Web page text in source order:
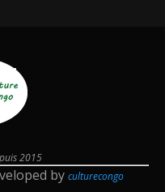
2015
by culturecongo